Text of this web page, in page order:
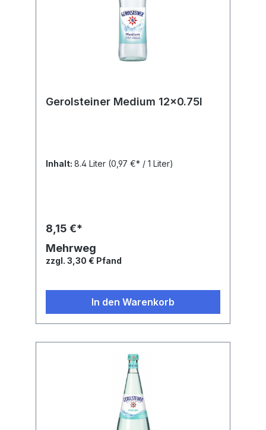
Gerolsteiner Medium 12x0.75l
Inhalt: 8.4 Liter (0,97 €* / 1 Liter)
8,15 €*
Mehrweg
zzgl. 3,30 € Pfand
In den Warenkorb